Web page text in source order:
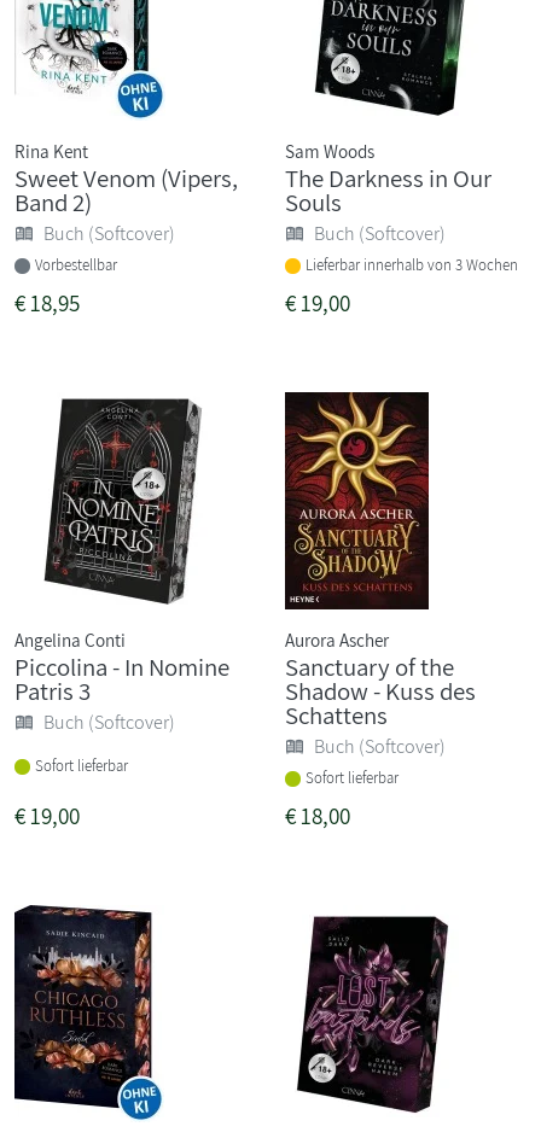
Rina Kent
Sweet Venom (Vipers,
Band 2)
Buch (Softcover)
Vorbestellbar
€18,95
Sam Woods
The Darkness in Our
Souls
Buch (Softcover)
Lieferbar innerhalb von 3 Wochen
€19,00
Angelina Conti
Piccolina - In Nomine
Patris 3
Buch (Softcover)
Sofort lieferbar
€19,00
Aurora Ascher
Sanctuary of the
Shadow - Kuss des
Schattens
Buch (Softcover)
Sofort lieferbar
€18,00